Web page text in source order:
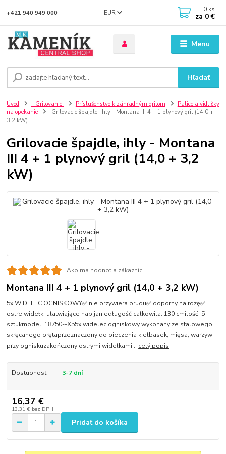
Menu
EUR
Hľadať
+421 940 949 000 0 ks
za 0 €
Úvod - Grilovanie Príslušenstvo k záhradným grilom
Palice a vidličky
na opekanie
Grilovacie špajdle, ihly - Montana III 4 + 1 plynový gril (14,0 +
3,2 kW)
Grilovacie špajdle, ihly - Montana
III 4 + 1 plynový gril (14,0 + 3,2
kW)
Ako ma hodnotia zákazníci
Montana III 4 + 1 plynový gril (14,0 + 3,2 kW)
5x WIDELEC OGNISKOWY✅ nie przywiera brudu✅ odporny na rdzę✅
ostre widełki ułatwiające nabijaniedługość całkowita: 130 cmilość: 5
sztukmodel: 18750--X55x widelec ogniskowy wykonany ze stalowego
skręcanego prętaprzeznaczony do pieczenia kiełbasek, mięsa, warzyw
przy ogniskuzakończony ostrymi widełkami... celý popis
Dostupnosť 3-7 dní
16,37 €
13,31 € bez DPH
Pridať do košíka